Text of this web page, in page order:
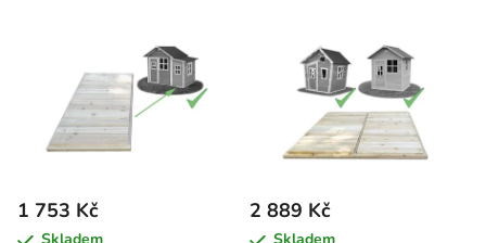
1 753 Kč 2 889 Kč